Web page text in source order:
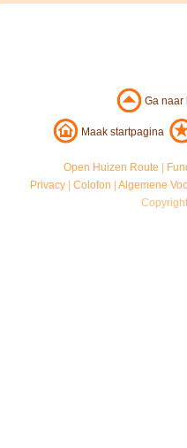
Ga
Maak startpagina
Open Huizen Route
Privacy |Colofon |Algemene